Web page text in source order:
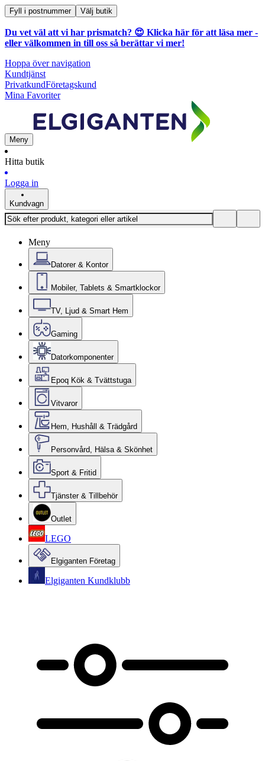
Fyll i postnummer Välj butik
Du vet väl att vi har prismatch? 😍 Klicka här för att läsa mer -
eller välkommen in till oss så berättar vi mer!
Hoppa över navigation
Kundtjänst
PrivatkundFöretagskund
Mina Favoriter
Meny
Hitta butik
Logga in
Kundvagn
Meny
Datorer & Kontor
Mobiler, Tablets & Smartklockor
TV, Ljud & Smart Hem
Gaming
Datorkomponenter
Epoq Kök & Tvättstuga
Vitvaror
Hem, Hushåll & Trädgård
Personvård, Hälsa & Skönhet
Sport & Fritid
Tjänster & Tillbehör
Outlet
LEGO
Elgiganten Företag
Elgiganten Kundklubb